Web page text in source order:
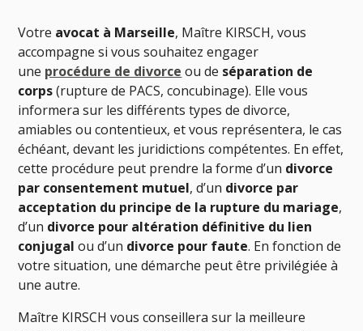
Votre avocat à Marseille, Maître KIRSCH, vous
accompagne si vous souhaitez engager
une procédure de divorce ou de séparation de
corps (rupture de PACS, concubinage). Elle vous
informera sur les différents types de divorce,
amiables ou contentieux, et vous représentera, le cas
échéant, devant les juridictions compétentes. En effet,
cette procédure peut prendre la forme d’un divorce
par consentement mutuel, d’un divorce par
acceptation du principe de la rupture du mariage,
d’un divorce pour altération définitive du lien
conjugal ou d’un divorce pour faute. En fonction de
votre situation, une démarche peut être privilégiée à
une autre.
Maître KIRSCH vous conseillera sur la meilleure